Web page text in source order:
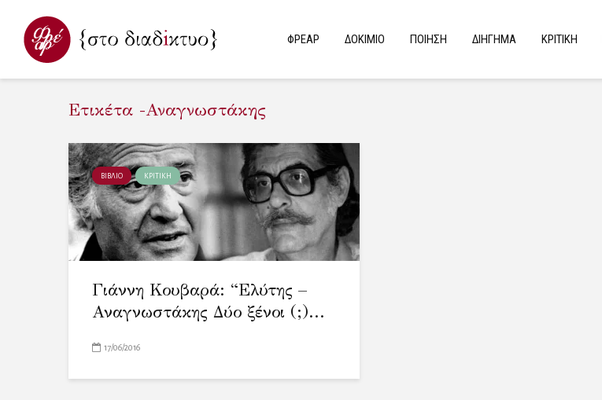
ΦΡΕΑΡ ΔΟΚΙΜΙΟ ΠΟΙΗΣΗ ΔΙΗΓΗΜΑ ΚΡΙΤΙΚΗ
Ετικέτα -Αναγνωστάκης
ΒΙΒΛΙΟ ΚΡΙΤΙΚΗ
Γιάννη Κουβαρά: “Ελύτης –
Αναγνωστάκης Δύο ξένοι (;)...
17/06/2016